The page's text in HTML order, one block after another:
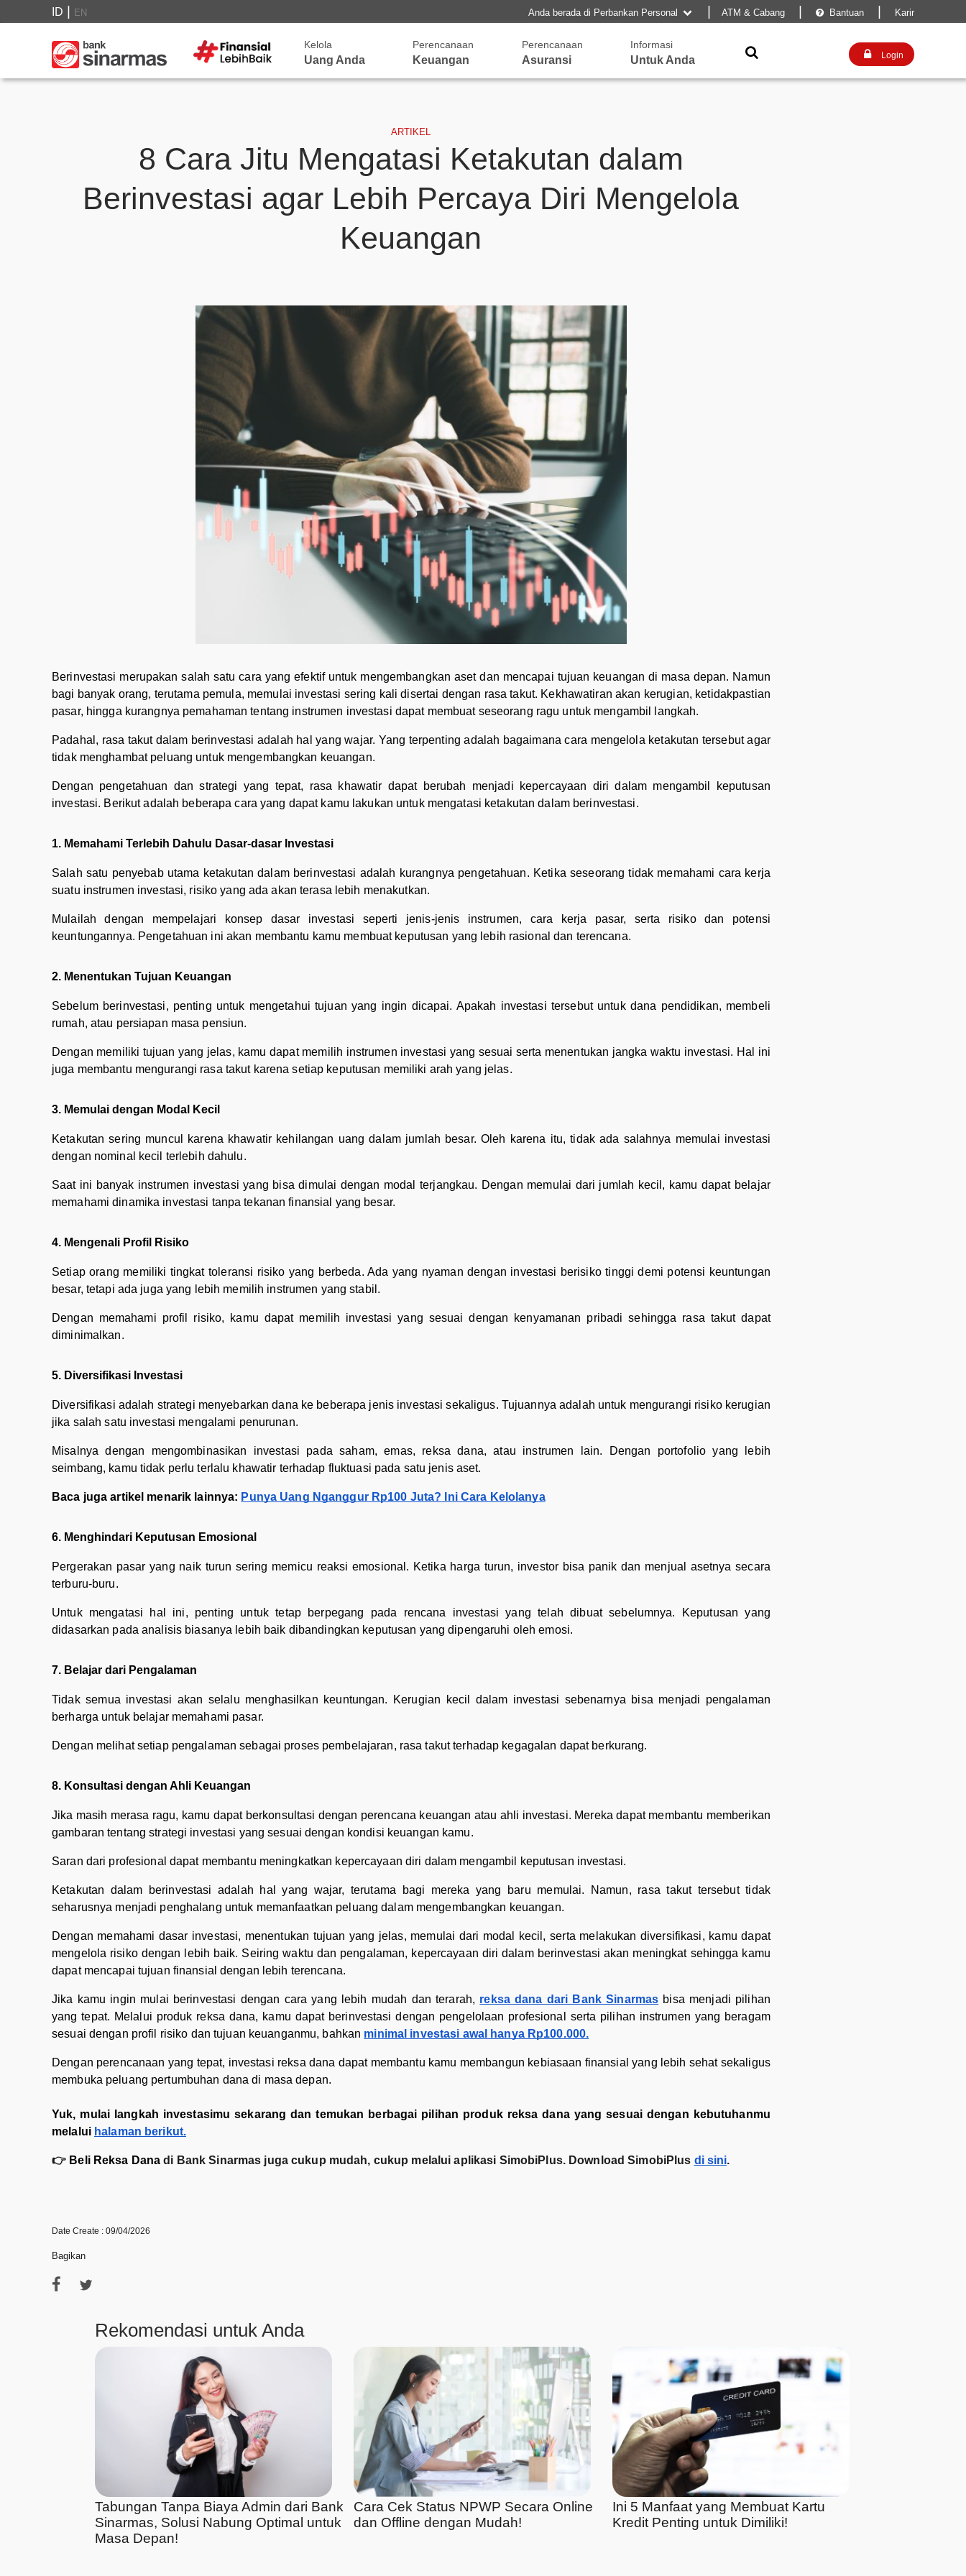
ID EN Anda berada di Perbankan Personal  |ATM & Cabang  Bantuan Karir
Kelola
Uang Anda
Perencanaan
Keuangan
Perencanaan
Asuransi
Informasi
Untuk Anda
  Login
ARTIKEL
8 Cara Jitu Mengatasi Ketakutan dalam
Berinvestasi agar Lebih Percaya Diri Mengelola
Keuangan
Berinvestasi merupakan salah satu cara yang efektif untuk mengembangkan aset dan mencapai tujuan keuangan di masa depan. Namun
bagi banyak orang, terutama pemula, memulai investasi sering kali disertai dengan rasa takut. Kekhawatiran akan kerugian, ketidakpastian
pasar, hingga kurangnya pemahaman tentang instrumen investasi dapat membuat seseorang ragu untuk mengambil langkah.
Padahal, rasa takut dalam berinvestasi adalah hal yang wajar. Yang terpenting adalah bagaimana cara mengelola ketakutan tersebut agar
tidak menghambat peluang untuk mengembangkan keuangan.
Dengan pengetahuan dan strategi yang tepat, rasa khawatir dapat berubah menjadi kepercayaan diri dalam mengambil keputusan
investasi. Berikut adalah beberapa cara yang dapat kamu lakukan untuk mengatasi ketakutan dalam berinvestasi.
1. Memahami Terlebih Dahulu Dasar-dasar Investasi
Salah satu penyebab utama ketakutan dalam berinvestasi adalah kurangnya pengetahuan. Ketika seseorang tidak memahami cara kerja
suatu instrumen investasi, risiko yang ada akan terasa lebih menakutkan.
Mulailah dengan mempelajari konsep dasar investasi seperti jenis-jenis instrumen, cara kerja pasar, serta risiko dan potensi
keuntungannya. Pengetahuan ini akan membantu kamu membuat keputusan yang lebih rasional dan terencana.
2. Menentukan Tujuan Keuangan
Sebelum berinvestasi, penting untuk mengetahui tujuan yang ingin dicapai. Apakah investasi tersebut untuk dana pendidikan, membeli
rumah, atau persiapan masa pensiun.
Dengan memiliki tujuan yang jelas, kamu dapat memilih instrumen investasi yang sesuai serta menentukan jangka waktu investasi. Hal ini
juga membantu mengurangi rasa takut karena setiap keputusan memiliki arah yang jelas.
3. Memulai dengan Modal Kecil
Ketakutan sering muncul karena khawatir kehilangan uang dalam jumlah besar. Oleh karena itu, tidak ada salahnya memulai investasi
dengan nominal kecil terlebih dahulu.
Saat ini banyak instrumen investasi yang bisa dimulai dengan modal terjangkau. Dengan memulai dari jumlah kecil, kamu dapat belajar
memahami dinamika investasi tanpa tekanan finansial yang besar.
4. Mengenali Profil Risiko
Setiap orang memiliki tingkat toleransi risiko yang berbeda. Ada yang nyaman dengan investasi berisiko tinggi demi potensi keuntungan
besar, tetapi ada juga yang lebih memilih instrumen yang stabil.
Dengan memahami profil risiko, kamu dapat memilih investasi yang sesuai dengan kenyamanan pribadi sehingga rasa takut dapat
diminimalkan.
5. Diversifikasi Investasi
Diversifikasi adalah strategi menyebarkan dana ke beberapa jenis investasi sekaligus. Tujuannya adalah untuk mengurangi risiko kerugian
jika salah satu investasi mengalami penurunan.
Misalnya dengan mengombinasikan investasi pada saham, emas, reksa dana, atau instrumen lain. Dengan portofolio yang lebih
seimbang, kamu tidak perlu terlalu khawatir terhadap fluktuasi pada satu jenis aset.
Baca juga artikel menarik lainnya: Punya Uang Nganggur Rp100 Juta? Ini Cara Kelolanya
6. Menghindari Keputusan Emosional
Pergerakan pasar yang naik turun sering memicu reaksi emosional. Ketika harga turun, investor bisa panik dan menjual asetnya secara
terburu-buru.
Untuk mengatasi hal ini, penting untuk tetap berpegang pada rencana investasi yang telah dibuat sebelumnya. Keputusan yang
didasarkan pada analisis biasanya lebih baik dibandingkan keputusan yang dipengaruhi oleh emosi.
7. Belajar dari Pengalaman
Tidak semua investasi akan selalu menghasilkan keuntungan. Kerugian kecil dalam investasi sebenarnya bisa menjadi pengalaman
berharga untuk belajar memahami pasar.
Dengan melihat setiap pengalaman sebagai proses pembelajaran, rasa takut terhadap kegagalan dapat berkurang.
8. Konsultasi dengan Ahli Keuangan
Jika masih merasa ragu, kamu dapat berkonsultasi dengan perencana keuangan atau ahli investasi. Mereka dapat membantu memberikan
gambaran tentang strategi investasi yang sesuai dengan kondisi keuangan kamu.
Saran dari profesional dapat membantu meningkatkan kepercayaan diri dalam mengambil keputusan investasi.
Ketakutan dalam berinvestasi adalah hal yang wajar, terutama bagi mereka yang baru memulai. Namun, rasa takut tersebut tidak
seharusnya menjadi penghalang untuk memanfaatkan peluang dalam mengembangkan keuangan.
Dengan memahami dasar investasi, menentukan tujuan yang jelas, memulai dari modal kecil, serta melakukan diversifikasi, kamu dapat
mengelola risiko dengan lebih baik. Seiring waktu dan pengalaman, kepercayaan diri dalam berinvestasi akan meningkat sehingga kamu
dapat mencapai tujuan finansial dengan lebih terencana.
Jika kamu ingin mulai berinvestasi dengan cara yang lebih mudah dan terarah, reksa dana dari Bank Sinarmas bisa menjadi pilihan
yang tepat. Melalui produk reksa dana, kamu dapat berinvestasi dengan pengelolaan profesional serta pilihan instrumen yang beragam
sesuai dengan profil risiko dan tujuan keuanganmu, bahkan minimal investasi awal hanya Rp100.000.
Dengan perencanaan yang tepat, investasi reksa dana dapat membantu kamu membangun kebiasaan finansial yang lebih sehat sekaligus
membuka peluang pertumbuhan dana di masa depan.
Yuk, mulai langkah investasimu sekarang dan temukan berbagai pilihan produk reksa dana yang sesuai dengan kebutuhanmu
melalui halaman berikut.
👉 Beli Reksa Danadi Bank Sinarmas juga cukup mudah, cukup melalui aplikasi SimobiPlus. Download SimobiPlus di sini.
Date Create : 09/04/2026
Bagikan
Rekomendasi untuk Anda
Tabungan Tanpa Biaya Admin dari Bank
Sinarmas, Solusi Nabung Optimal untuk
Masa Depan!
Cara Cek Status NPWP Secara Online
dan Offline dengan Mudah!
Ini 5 Manfaat yang Membuat Kartu
Kredit Penting untuk Dimiliki!